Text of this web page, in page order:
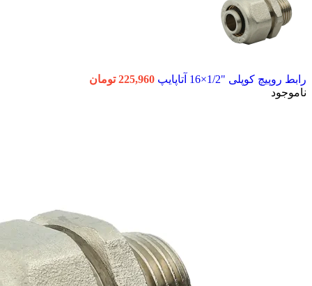
رابط روپیچ کوپلی "1/2×16 آتاپایپ 225,960 تومان
ناموجود